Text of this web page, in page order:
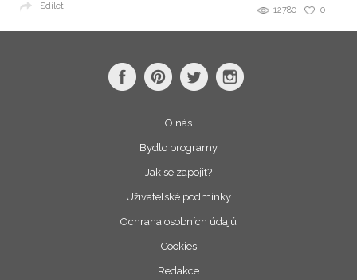
0
12780
Sdílet
O nás
Bydlo programy
Jak se zapojit?
Uživatelské podmínky
Ochrana osobních údajú
Cookies
Redakce